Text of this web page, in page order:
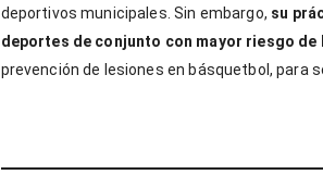
deportivos municipales. Sin embargo, su
deportes de conjunto con mayor riesgo de
prevención de lesiones en básquetbol, para